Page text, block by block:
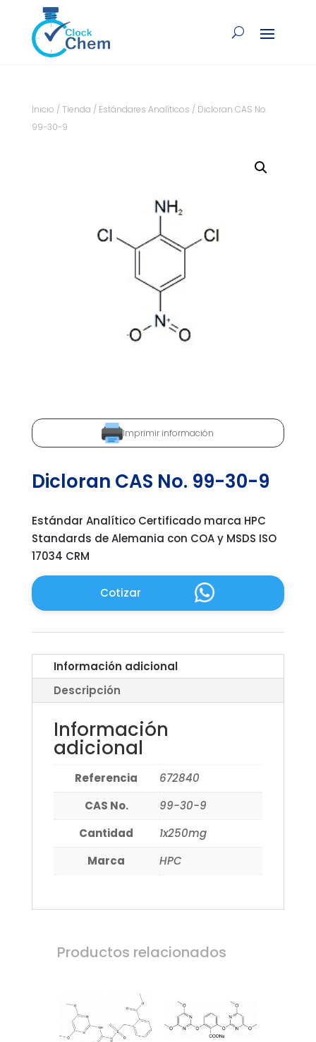
Inicio / Tienda / Estándares Analíticos / Dicloran CAS No.
99-30-9
Imprimir información
Dicloran CAS No. 99-30-9
Estándar Analítico Certificado marca HPC
Standards de Alemania con COA y MSDS ISO
17034 CRM
Cotizar
Información adicional
Descripción
Información
adicional
Referencia
672840
CAS No.
99-30-9
Cantidad
1x250mg
Marca
HPC
Productos relacionados